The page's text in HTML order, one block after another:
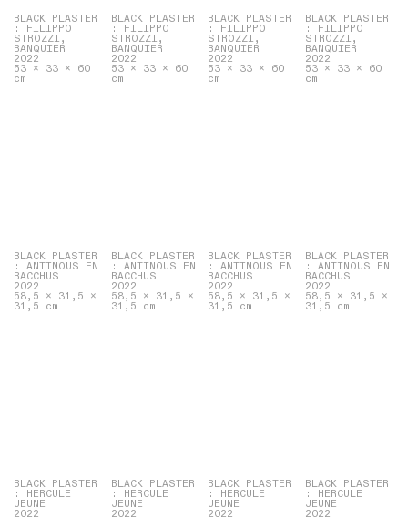
BLACK PLASTER
: FILIPPO
STROZZI,
BANQUIER
2022
53 x 33 x 60
cm
BLACK PLASTER
: FILIPPO
STROZZI,
BANQUIER
2022
53 x 33 x 60
cm
BLACK PLASTER
: FILIPPO
STROZZI,
BANQUIER
2022
53 x 33 x 60
cm
BLACK PLASTER
: FILIPPO
STROZZI,
BANQUIER
2022
53 x 33 x 60
cm
BLACK PLASTER
: ANTINOUS EN
BACCHUS
2022
58,5 x 31,5 x
31,5 cm
BLACK PLASTER
: ANTINOUS EN
BACCHUS
2022
58,5 x 31,5 x
31,5 cm
BLACK PLASTER
: ANTINOUS EN
BACCHUS
2022
58,5 x 31,5 x
31,5 cm
BLACK PLASTER
: ANTINOUS EN
BACCHUS
2022
58,5 x 31,5 x
31,5 cm
BLACK PLASTER
: HERCULE
JEUNE
2022
BLACK PLASTER
: HERCULE
JEUNE
2022
BLACK PLASTER
: HERCULE
JEUNE
2022
BLACK PLASTER
: HERCULE
JEUNE
2022